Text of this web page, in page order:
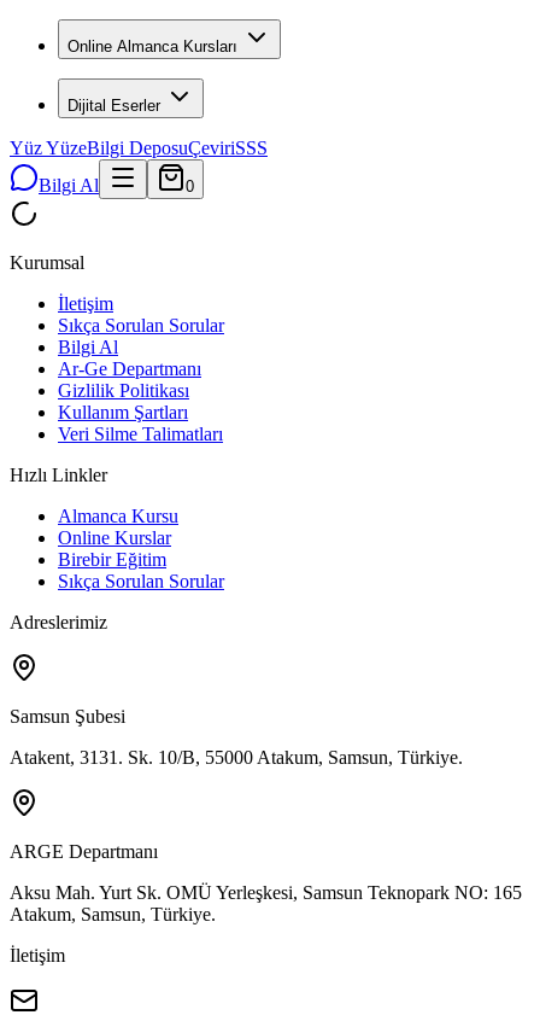
Online Almanca Kursları
Dijital Eserler
Yüz YüzeBilgi DeposuÇeviriSSS
Bilgi Al
0
Kurumsal
İletişim
Sıkça Sorulan Sorular
Bilgi Al
Ar-Ge Departmanı
Gizlilik Politikası
Kullanım Şartları
Veri Silme Talimatları
Hızlı Linkler
Almanca Kursu
Online Kurslar
Birebir Eğitim
Sıkça Sorulan Sorular
Adreslerimiz
Samsun Şubesi
Atakent, 3131. Sk. 10/B, 55000 Atakum, Samsun, Türkiye.
ARGE Departmanı
Aksu Mah. Yurt Sk. OMÜ Yerleşkesi, Samsun Teknopark NO: 165
Atakum, Samsun, Türkiye.
İletişim